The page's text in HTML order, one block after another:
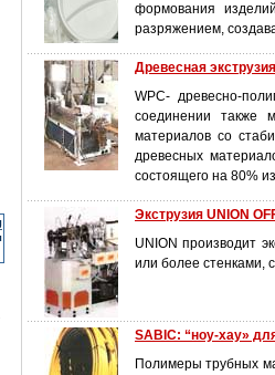
формования
разряжением,
Древесная
WPC- древесно-
соединении также
материалов со
древесных
состоящего на 80%
Экструзия UNION
UNION производит
или более стенками,
SABIC: “ноу-хау»
Полимеры трубных